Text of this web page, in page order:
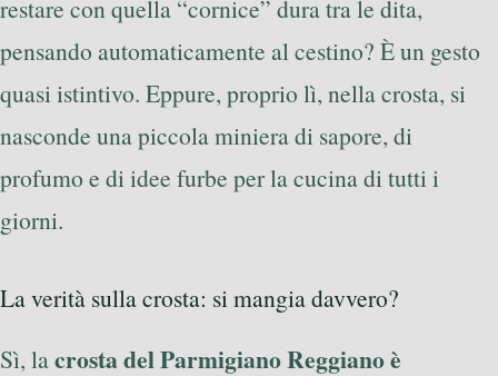
restare con quella “cornice” dura tra le dita,
pensando automaticamente al cestino? È un gesto
quasi istintivo. Eppure, proprio lì, nella crosta, si
nasconde una piccola miniera di sapore, di
profumo e di idee furbe per la cucina di tutti i
giorni.
La verità sulla crosta: si mangia davvero?
Sì, lacrosta del Parmigiano Reggiano è